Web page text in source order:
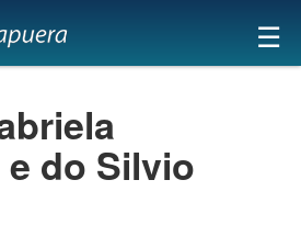
×
☰
do Silvio